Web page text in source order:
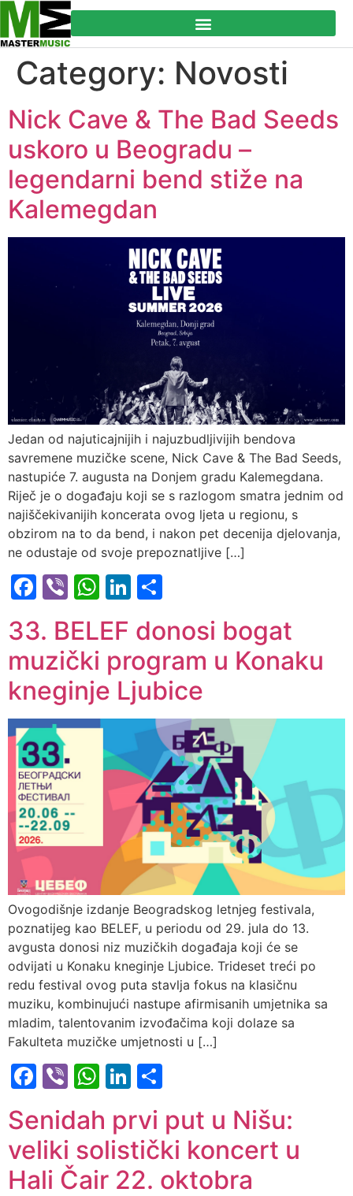
Category: Novosti
Nick Cave & The Bad Seeds
uskoro u Beogradu –
legendarni bend stiže na
Kalemegdan
Jedan od najuticajnijih i najuzbudljivijih bendova
savremene muzičke scene, Nick Cave & The Bad Seeds,
nastupiće 7. augusta na Donjem gradu Kalemegdana.
Riječ je o događaju koji se s razlogom smatra jednim od
najiščekivanijih koncerata ovog ljeta u regionu, s
obzirom na to da bend, i nakon pet decenija djelovanja,
ne odustaje od svoje prepoznatljive […]
Facebook
ViberWhatsApp
LinkedIn
33. BELEF donosi bogat
muzički program u Konaku
kneginje Ljubice
Ovogodišnje izdanje Beogradskog letnjeg festivala,
poznatijeg kao BELEF, u periodu od 29. jula do 13.
avgusta donosi niz muzičkih događaja koji će se
odvijati u Konaku kneginje Ljubice. Trideset treći po
redu festival ovog puta stavlja fokus na klasičnu
muziku, kombinujući nastupe afirmisanih umjetnika sa
mladim, talentovanim izvođačima koji dolaze sa
Fakulteta muzičke umjetnosti u […]
Facebook
ViberWhatsApp
LinkedIn
Senidah prvi put u Nišu:
veliki solistički koncert u
Hali Čair 22. oktobra